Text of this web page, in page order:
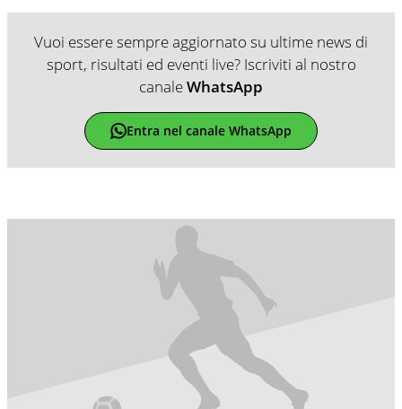
Vuoi essere sempre aggiornato su ultime news di
sport, risultati ed eventi live? Iscriviti al nostro
canaleWhatsApp
Entra nel canale WhatsApp